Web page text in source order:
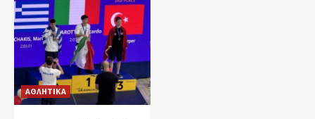
ΑΘΛΗΤΙΚΑ